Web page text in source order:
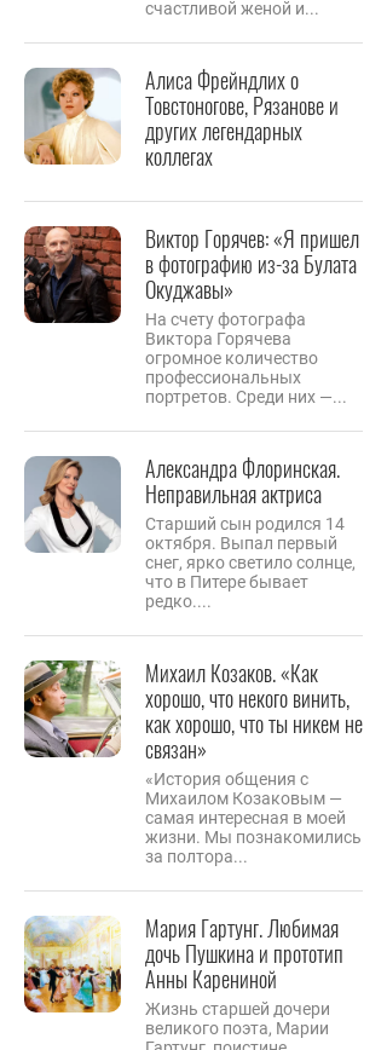
счастливой женой и...
Алиса Фрейндлих о
Товстоногове, Рязанове и
других легендарных
коллегах
Виктор Горячев: «Я пришел
в фотографию из-за Булата
Окуджавы»
На счету фотографа
Виктора Горячева
огромное количество
профессиональных
портретов. Среди них —...
Александра Флоринская.
Неправильная актриса
Старший сын родился 14
октября. Выпал первый
снег, ярко светило солнце,
что в Питере бывает
редко....
Михаил Козаков. «Как
хорошо, что некого винить,
как хорошо, что ты никем не
связан»
«История общения с
Михаилом Козаковым —
самая интересная в моей
жизни. Мы познакомились
за полтора...
Мария Гартунг. Любимая
дочь Пушкина и прототип
Анны Карениной
Жизнь старшей дочери
великого поэта, Марии